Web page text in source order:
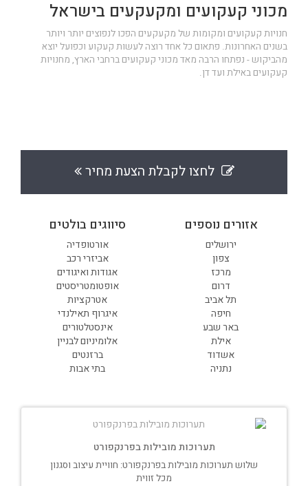
מכוני קעקועים ומקעקעים בישראל
חנויות קעקועים ומקומות של מקעקעים הפכו לנפוצים יותר ויותר
בשנים האחרונות. פתאום כל אחד רוצה לעשות קעקוע וכפועל יוצא
מהביקוש - נפתחו הרבה מאד מכוני קעקועים ברחבי הארץ, מחנויות
קעקועים באילת ועד דן.
לחצו לקבלת הצעת מחיר
סיווגים בולטים
אורטופדיה
אביזרי רכב
אגודות ואיגודים
אופטומטריסטים
אטרקציות
איגרוף תאילנדי
אינסטלטורים
אלומיניום לבניין
ברזנטים
בתי אבות
אזורים נוספים
ירושלים
צפון
מרכז
דרום
תל אביב
חיפה
באר שבע
אילת
אשדוד
נתניה
תערוכות מובילות בפרנקפורט
שלוש תערוכות מובילות בפרנקפורט: חוויית עיצוב וסגנון
מכל זווית